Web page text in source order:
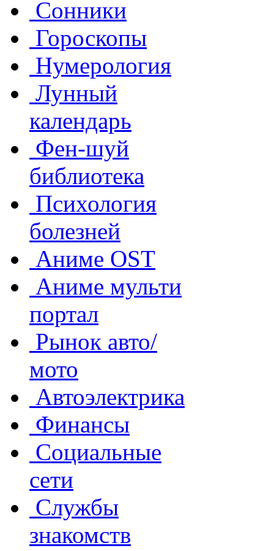
Сонники
Гороскопы
Нумерология
Лунный
календарь
Фен-шуй
библиотека
Психология
болезней
Аниме OST
Аниме мульти
портал
Рынок авто/
мото
Автоэлектрика
Финансы
Социальные
сети
Службы
знакомств